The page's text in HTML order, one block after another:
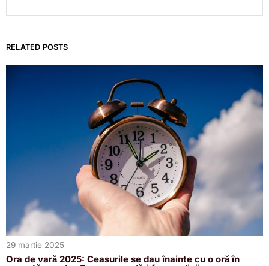
RELATED POSTS
29 martie 2025
Ora de vară 2025: Ceasurile se dau înainte cu o oră în